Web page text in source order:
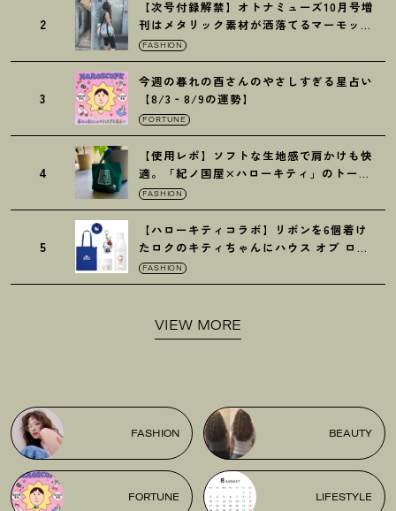
2
【次号付録解禁】オトナミューズ10月号増
刊はメタリック素材が洒落てるマーモット
の保冷バッグ
FASHION
3
今週の暮れの酉さんのやさしすぎる星占い
【8/3‐8/9の運勢】
FORTUNE
4
【使用レポ】ソフトな生地感で肩かけも快
適。「紀ノ国屋×ハローキティ」のトート
がガシガシ使えて最高です
FASHION
5
【ハローキティコラボ】リボンを6個着け
たロクのキティちゃんにハウス オブ ロー
ゼの限定パケも
FASHION
VIEW MORE
FASHION BEAUTY
FORTUNE LIFESTYLE